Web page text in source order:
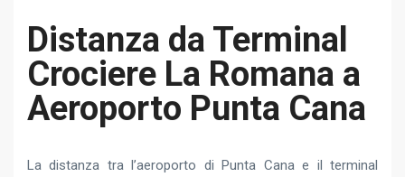
Distanza da Terminal
Crociere La Romana a
Aeroporto Punta Cana
La distanza tra l’aeroporto di Punta Cana e il terminal